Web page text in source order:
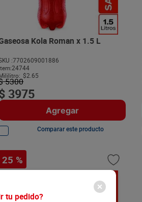
Kola Roman x 1.5 L
:7702609001886
:24744
$2.65
5300
3975
Agregar
Comparar este producto
25 %
tu pedido?